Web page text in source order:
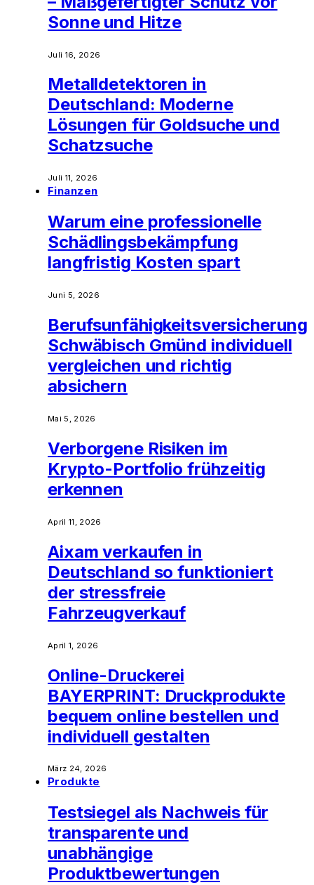
Sonne und Hitze
Juli 16, 2026
Metalldetektoren in
Deutschland: Moderne
Lösungen für Goldsuche und
Schatzsuche
Juli 11, 2026
Finanzen
Warum eine professionelle
Schädlingsbekämpfung
langfristig Kosten spart
Juni 5, 2026
Berufsunfähigkeitsversicherung
Schwäbisch Gmünd individuell
vergleichen und richtig
absichern
Mai 5, 2026
Verborgene Risiken im
Krypto-Portfolio frühzeitig
erkennen
April 11, 2026
Aixam verkaufen in
Deutschland so funktioniert
der stressfreie
Fahrzeugverkauf
April 1, 2026
Online-Druckerei
BAYERPRINT: Druckprodukte
bequem online bestellen und
individuell gestalten
März 24, 2026
Produkte
Testsiegel als Nachweis für
transparente und
unabhängige
Produktbewertungen